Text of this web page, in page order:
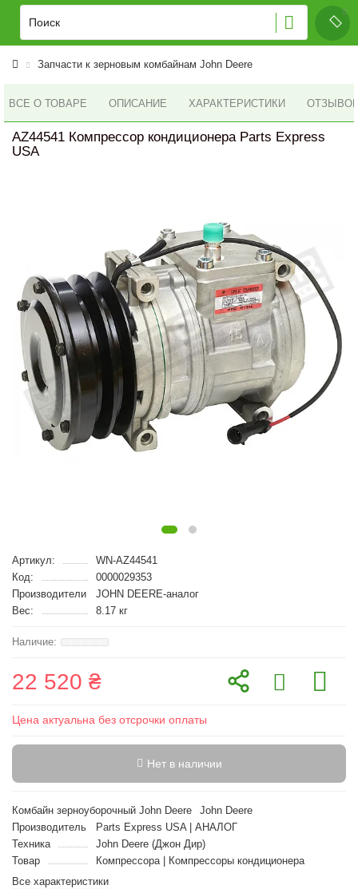
Запчасти к зерновым комбайнам John Deere
ВСЕ О ТОВАРЕ ОПИСАНИЕ ХАРАКТЕРИСТИКИ ОТЗЫВОВ
AZ44541 Компрессор кондиционера Parts Express
USA
Артикул:
WN-AZ44541
Код:
0000029353
Производители
JOHN DEERE-аналог
Вес:
8.17 кг
22 520 ₴
Цена актуальна без отсрочки оплаты
Нет в наличии
Комбайн зерноуборочный John Deere
John Deere
Производитель
Parts Express USA | АНАЛОГ
Техника
John Deere (Джон Дир)
Товар
Компрессора | Компрессоры кондиционера
Все характеристики